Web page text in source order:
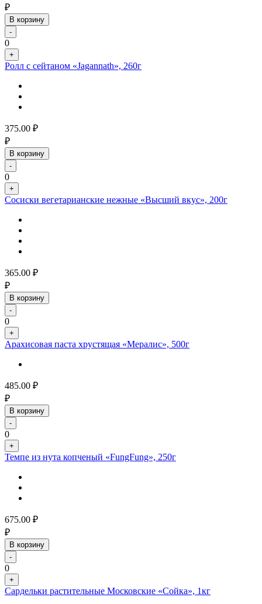
₽
В корзину
-
0
+
Ролл с сейтаном «Jagannath», 260г
375.00 ₽
₽
В корзину
-
0
+
Сосиски вегетарианские нежные «Высший вкус», 200г
365.00 ₽
₽
В корзину
-
0
+
Арахисовая паста хрустящая «Мералис», 500г
485.00 ₽
₽
В корзину
-
0
+
Темпе из нута копченый «FungFung», 250г
675.00 ₽
₽
В корзину
-
0
+
Сардельки растительные Московские «Сойка», 1кг